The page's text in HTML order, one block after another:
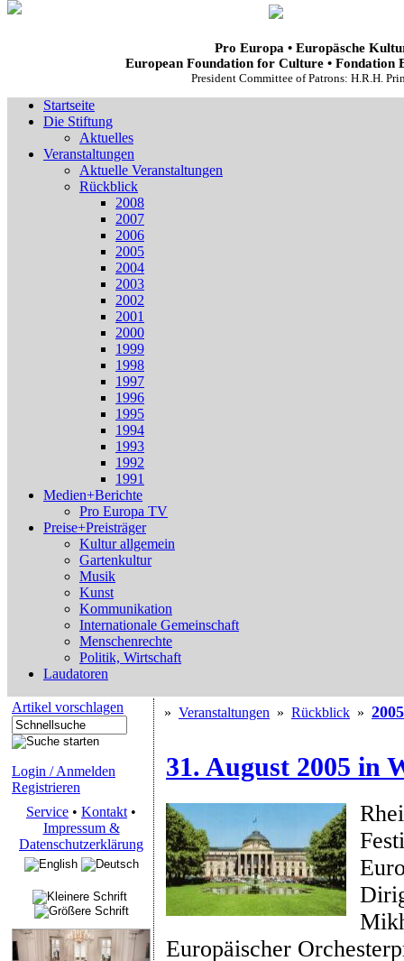
Pro Europa • Europäsche
European Foundation for Culture • Fondation
President Committee of Patrons: H.R.H.
Startseite
Die Stiftung
Aktuelles
Veranstaltungen
Aktuelle Veranstaltungen
Rückblick
2008
2007
2006
2005
2004
2003
2002
2001
2000
1999
1998
1997
1996
1995
1994
1993
1992
1991
Medien+Berichte
Pro Europa TV
Preise+Preisträger
Kultur allgemein
Gartenkultur
Musik
Kunst
Kommunikation
Internationale Gemeinschaft
Menschenrechte
Politik, Wirtschaft
Laudatoren
Artikel vorschlagen
Login / Anmelden
Registrieren
Service • Kontakt •
Impressum &
Datenschutzerklärung
» Veranstaltungen » Rückblick » 2005
31. August 2005 in
Europäischer